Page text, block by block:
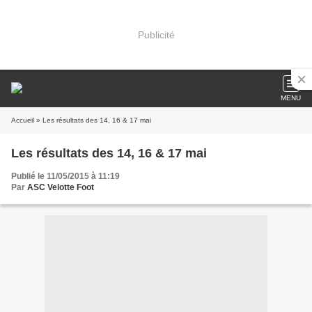
Publicité
MENU
Accueil » Les résultats des 14, 16 & 17 mai
Les résultats des 14, 16 & 17 mai
Publié le 11/05/2015 à 11:19
Par ASC Velotte Foot